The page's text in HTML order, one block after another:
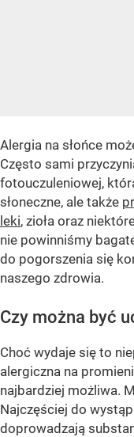
Alergia na słońce
Często sami
fotouczuleniowej,
słoneczne, ale także
leki, zioła oraz
nie powinniśmy
do pogorszenia się
naszego zdrowia.
Czy można być
Choć wydaje się to
alergiczna na
najbardziej możliwa.
Najczęściej do
doprowadzają